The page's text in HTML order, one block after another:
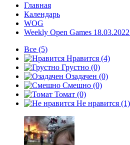
Главная
Календарь
WOG
Weekly Open Games
Все (5)
Нравится (4)
Грустно (0)
Озадачен (0)
Смешно (0)
Томат (0)
Не нравится (1)